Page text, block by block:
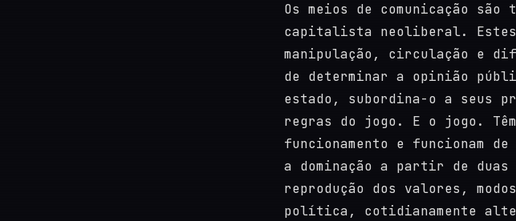
Os meios de comunicação
capitalista neoliberal. Estes
manipulação, circulação e
de determinar a opinião
estado, subordina-o a seus
regras do jogo. E o jogo.
funcionamento e funcionam
a dominação a partir de
reprodução dos valores,
política, cotidianamente